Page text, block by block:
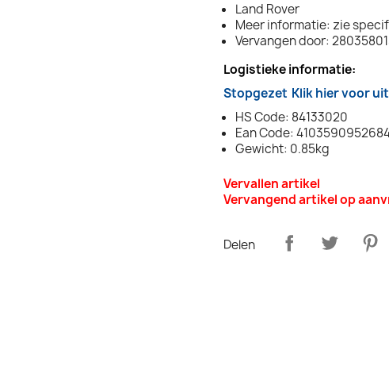
Land Rover
Meer informatie: zie
Vervangen door:
Logistieke informatie:
Stopgezet Klik hier voor
HS Code: 84133020
Ean Code:
Gewicht: 0.85kg
Vervallen artikel
Vervangend artikel op
Delen